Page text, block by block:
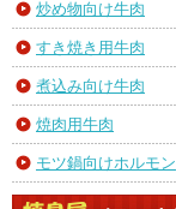
炒め物向け牛肉
すき焼き用牛肉
煮込み向け牛肉
焼肉用牛肉
モツ鍋向けホルモン